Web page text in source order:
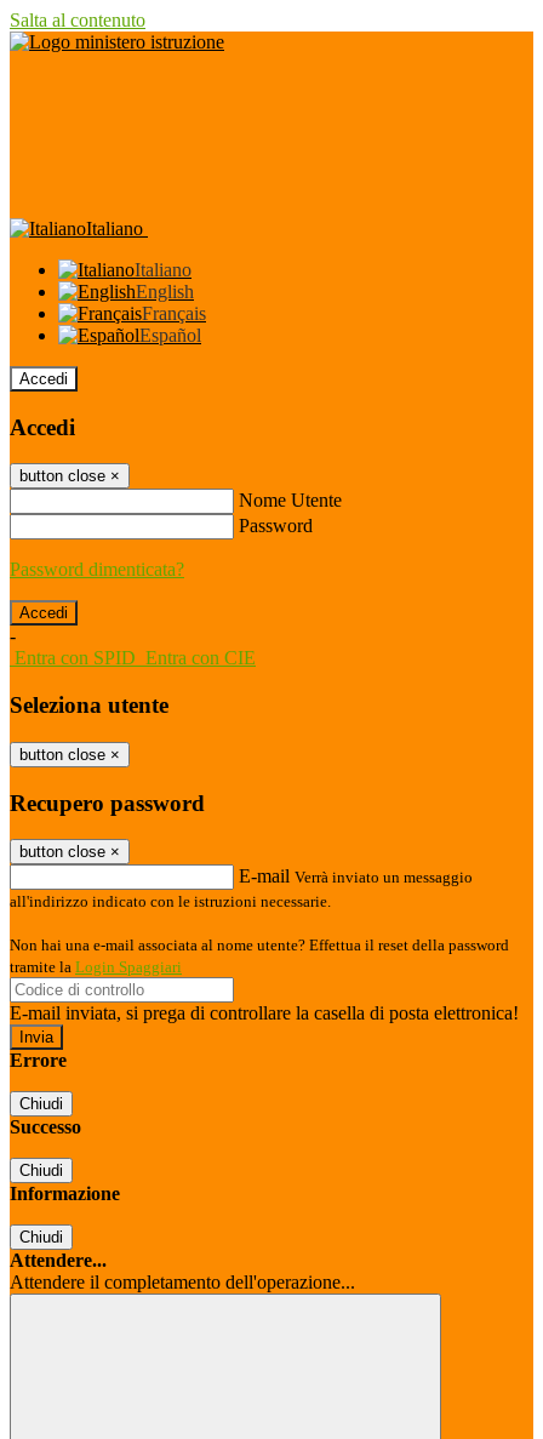
Salta al contenuto
Italiano
Italiano
English
Français
Español
Accedi
Accedi
button close ×
Nome Utente
Password
Password dimenticata?
-
Entra con SPID Entra con CIE
Seleziona utente
button close ×
Recupero password
button close ×
E-mail Verrà inviato un messaggio
all'indirizzo indicato con le istruzioni necessarie.
Non hai una e-mail associata al nome utente? Effettua il reset della password
tramite la Login Spaggiari
E-mail inviata, si prega di controllare la casella di posta elettronica!
Errore
Chiudi
Successo
Chiudi
Informazione
Chiudi
Attendere...
Attendere il completamento dell'operazione...